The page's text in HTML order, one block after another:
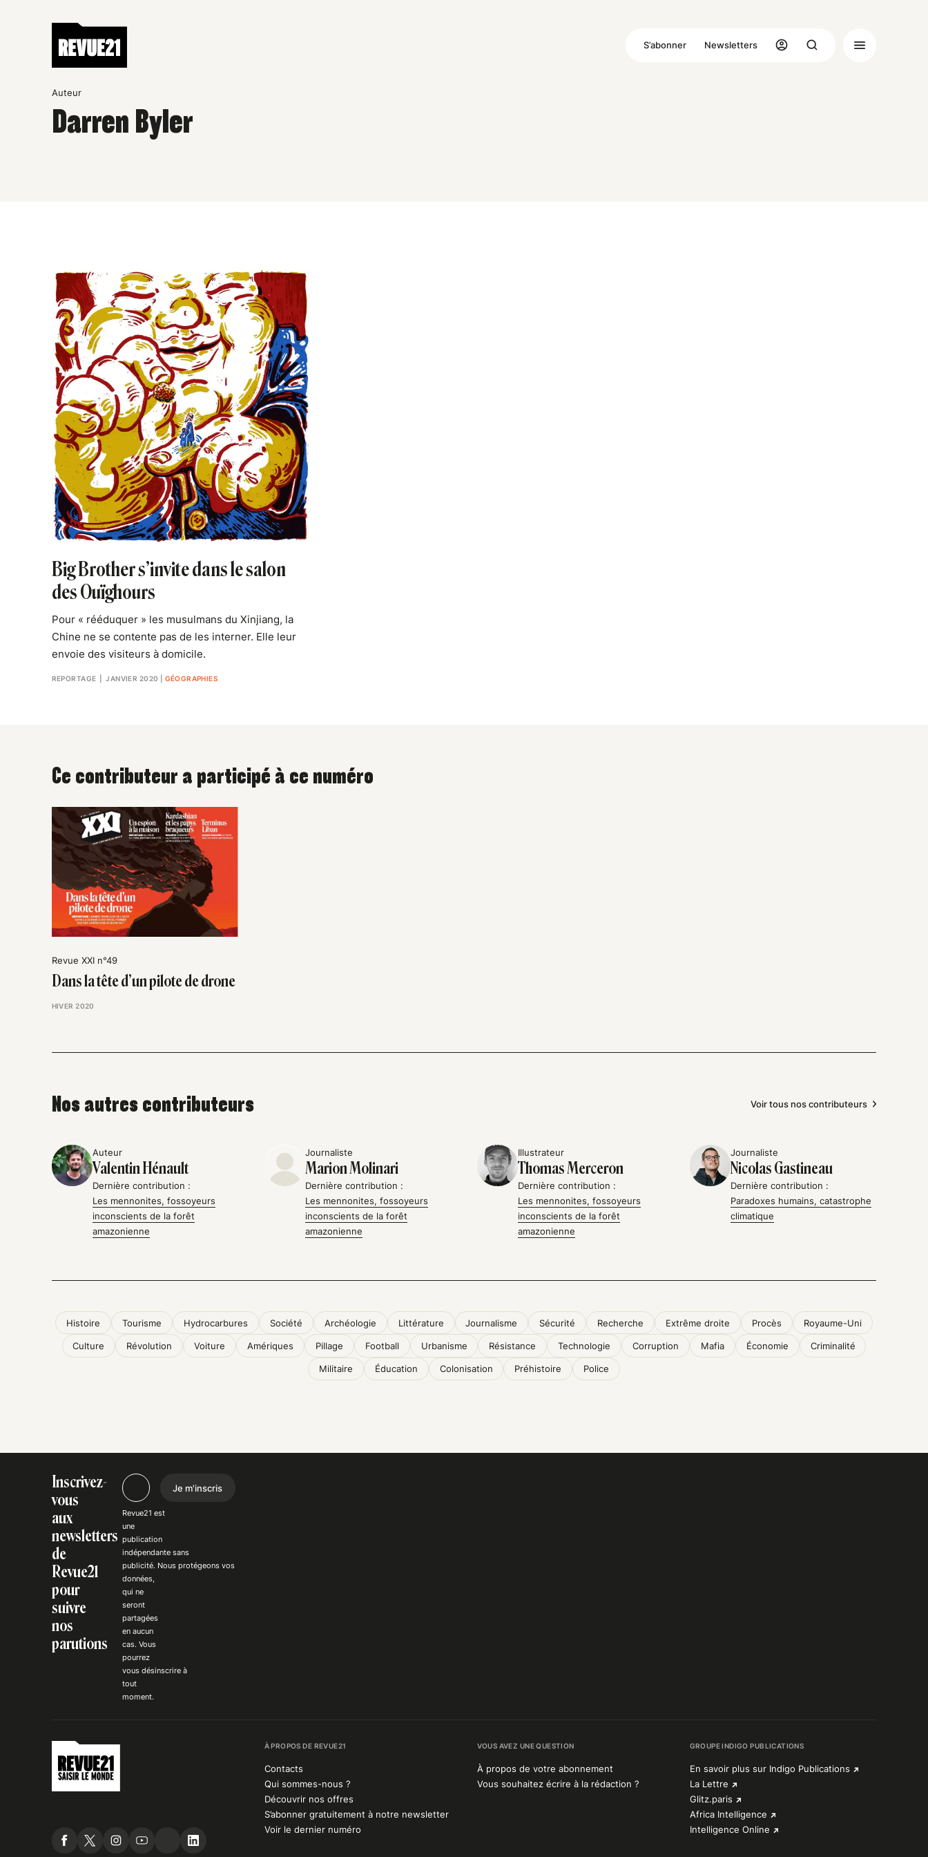
S’abonner Newsletters
Auteur
Darren Byler
Big Brother s’invite dans le salon
des Ouïghours
Pour « rééduquer » les musulmans du Xinjiang, la
Chine ne se contente pas de les interner. Elle leur
envoie des visiteurs à domicile.
REPORTAGE | JANVIER 2020 GÉOGRAPHIES
Ce contributeur a participé à ce numéro
Revue XXI n°49
Dans la tête d’un pilote de drone
HIVER 2020
Nos autres contributeurs Voir tous nos contributeurs
Auteur
Valentin Hénault
Dernière contribution :
Les mennonites, fossoyeurs
inconscients de la forêt
amazonienne
Journaliste
Marion Molinari
Dernière contribution :
Les mennonites, fossoyeurs
inconscients de la forêt
amazonienne
Illustrateur
Thomas Merceron
Dernière contribution :
Les mennonites, fossoyeurs
inconscients de la forêt
amazonienne
Journaliste
Nicolas Gastineau
Dernière contribution :
Paradoxes humains, catastrophe
climatique
Histoire Tourisme Hydrocarbures Société Archéologie Littérature Journalisme Sécurité Recherche Extrême droite Procès Royaume-Uni
Culture Révolution Voiture Amériques Pillage Football Urbanisme Résistance Technologie Corruption Mafia Économie Criminalité
Militaire Éducation Colonisation Préhistoire Police
Inscrivez-
vous
aux
newsletters
de
Revue21
pour
suivre
nos
parutions
Je m'inscris
Revue21 est
une
publication
indépendantesans
publicité. Nousprotégeons vos
données,
qui ne
seront
partagées
en aucun
cas. Vous
pourrez
vousdésinscrire à
tout
moment.
À PROPOS DE REVUE21
Contacts
Qui sommes-nous ?
Découvrir nos offres
S’abonner gratuitement à notre newsletter
Voir le dernier numéro
VOUS AVEZ UNE QUESTION
À propos de votre abonnement
Vous souhaitez écrire à la rédaction ?
GROUPE INDIGO PUBLICATIONS
En savoir plus sur Indigo Publications
La Lettre
Glitz.paris
Africa Intelligence
Intelligence Online